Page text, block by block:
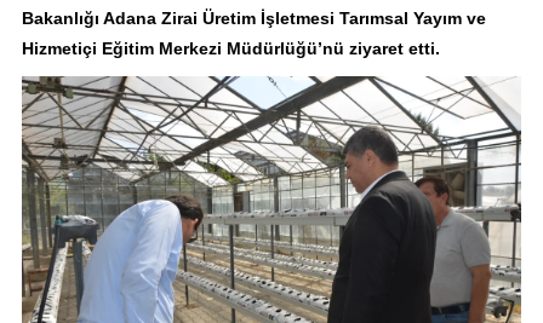
Bakanlığı Adana Zirai Üretim İşletmesi Tarımsal Yayım ve
Hizmetiçi Eğitim Merkezi Müdürlüğü’nü ziyaret etti.